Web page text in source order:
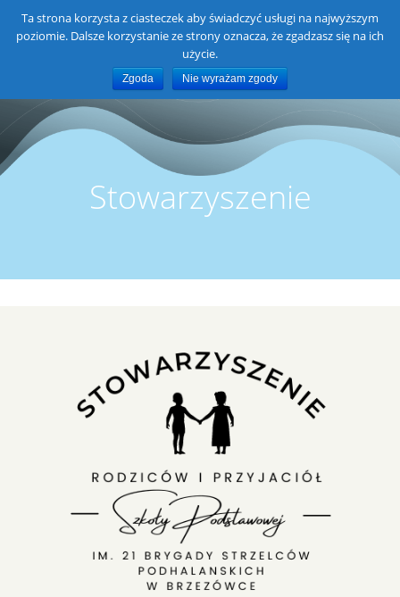
Skip
to
content
Szkoła Podstawowa im. 21
Brygady Strzelców Podhalańskich
w Brzezówce
Stowarzyszenie
Ta strona korzysta z ciasteczek aby świadczyć usługi na najwyższym
poziomie. Dalsze korzystanie ze strony oznacza, że zgadzasz się na ich
użycie.
Zgoda Nie wyrażam zgody